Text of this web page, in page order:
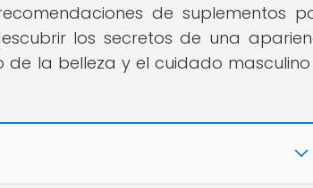
de suplementos
los secretos de una
de la belleza y el cuidado